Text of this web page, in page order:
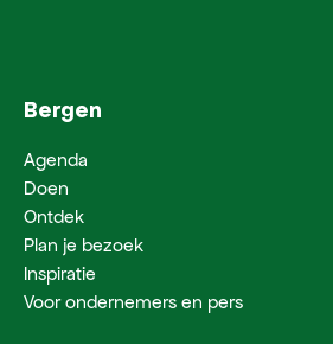
Bergen
Agenda
Doen
Ontdek
Plan je bezoek
Inspiratie
Voor ondernemers en pers